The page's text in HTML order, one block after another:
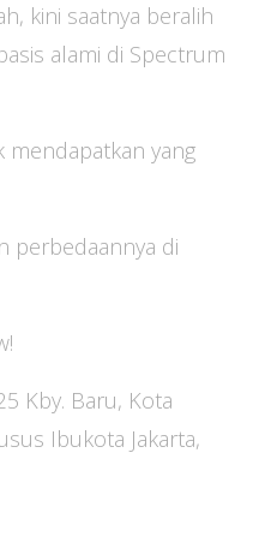
kini saatnya beralih
alami di Spectrum
mendapatkan yang
perbedaannya di
Kby. Baru, Kota
Ibukota Jakarta,